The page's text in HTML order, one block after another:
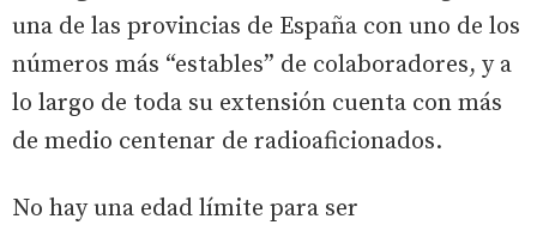
una de las provincias de España con uno de los
números más “estables” de colaboradores, y a
lo largo de toda su extensión cuenta con más
de medio centenar de radioaficionados.
No hay una edad límite para ser